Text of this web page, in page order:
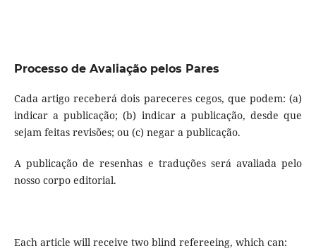
Processo de Avaliação pelos Pares
Cada artigo receberá dois pareceres cegos, que podem: (a)
indicar a publicação; (b) indicar a publicação, desde que
sejam feitas revisões; ou (c) negar a publicação.
A publicação de resenhas e traduções será avaliada pelo
nosso corpo editorial.
Each article will receive two blind refereeing, which can: